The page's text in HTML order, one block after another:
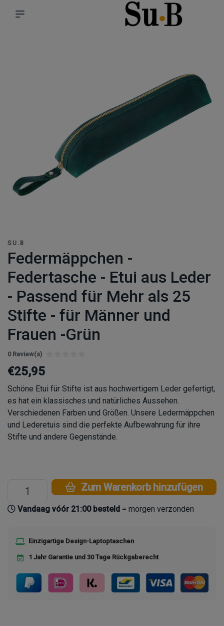
SU.B
Federmäppchen -
Federtasche - Etui aus Leder
- Passend für Mehr als 25
Stifte - für Männer und
Frauen -Grün
0 Review(s)
€25,95
Schöne Etui für Stifte ist aus hochwertigem Leder gefertigt,
es hat ein klassisches und natürliches Aussehen.
Verschiedenen Farben und Größen. Unsere Ledermäppchen
und Lederetuis sind die perfekte Aufbewahrung für ihre
Stifte und andere Gegenstände.
Zum Warenkorb hinzufügen
Vandaag vóór 21:00 besteld = morgen verzonden
Einzigartige Design-Laptoptaschen
1 Jahr Garantie und 30 Tage Rückgaberecht